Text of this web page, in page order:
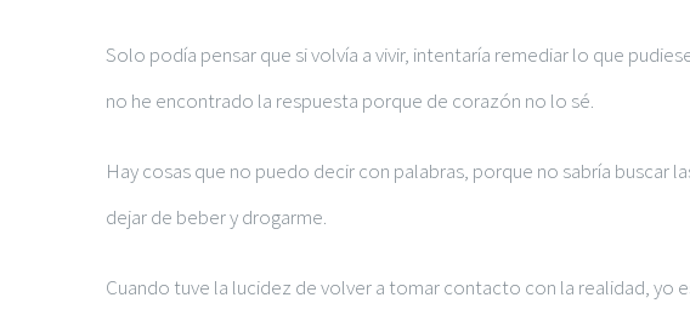
Solo podía pensar que si volvía a vivir, intentaría remediar lo que
no he encontrado la respuesta porque de corazón no lo sé.
Hay cosas que no puedo decir con palabras, porque no sabría buscar
dejar de beber y drogarme.
Cuando tuve la lucidez de volver a tomar contacto con la realidad,